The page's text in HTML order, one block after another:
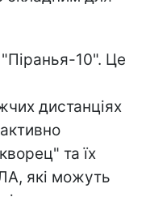
10". Це
дистанціях
та їх
які можуть